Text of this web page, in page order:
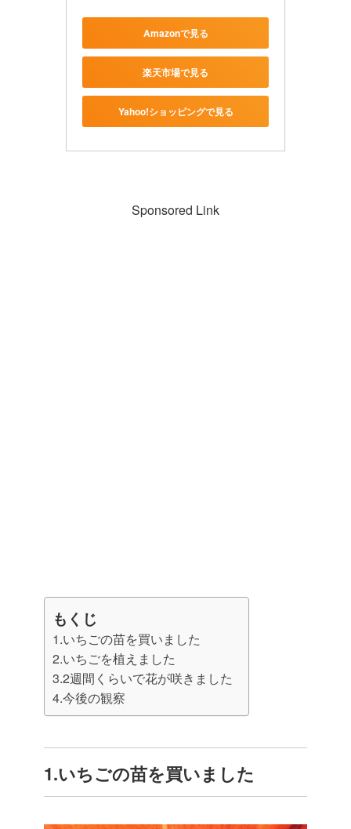
Amazonで見る
楽天市場で見る
Yahoo!ショッピングで見る
Sponsored Link
もくじ
1.いちごの苗を買いました
2.いちごを植えました
3.2週間くらいで花が咲きました
4.今後の観察
1.いちごの苗を買いました